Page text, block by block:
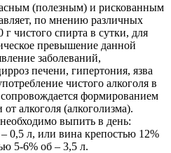
(полезным) и рискованным
по мнению различных
чистого спирта в сутки, для
превышение данной
заболеваний,
печени, гипертония, язва
чистого алкоголя в
формированием
алкоголя (алкоголизма).
выпить в день:
0,5 л, или вина крепостью 12%
5-6% об – 3,5 л.